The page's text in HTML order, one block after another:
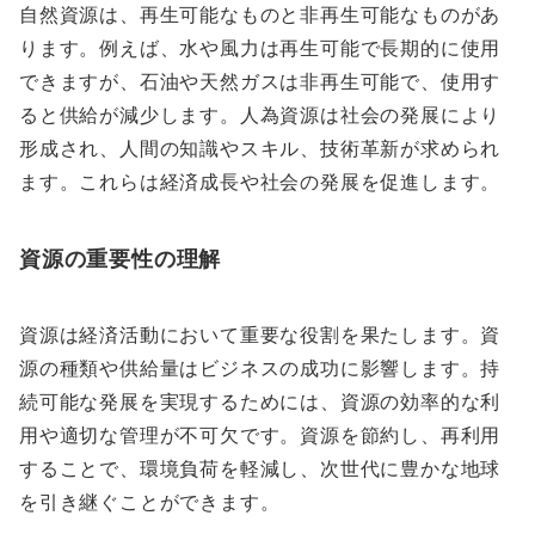
自然資源は、再生可能なものと非再生可能なものがあ
ります。例えば、水や風力は再生可能で長期的に使用
できますが、石油や天然ガスは非再生可能で、使用す
ると供給が減少します。人為資源は社会の発展により
形成され、人間の知識やスキル、技術革新が求められ
ます。これらは経済成長や社会の発展を促進します。
資源の重要性の理解
資源は経済活動において重要な役割を果たします。資
源の種類や供給量はビジネスの成功に影響します。持
続可能な発展を実現するためには、資源の効率的な利
用や適切な管理が不可欠です。資源を節約し、再利用
することで、環境負荷を軽減し、次世代に豊かな地球
を引き継ぐことができます。